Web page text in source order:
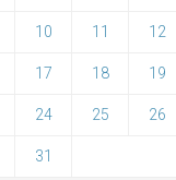
10 11 12
17 18 19
24 25 26
31